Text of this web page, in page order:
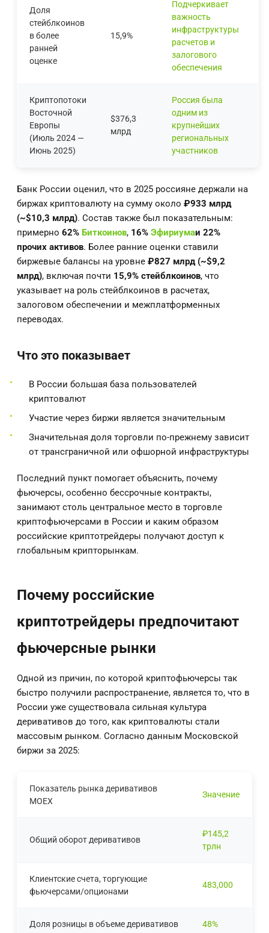
Доля
стейблкоинов
в более
ранней
оценке
15,9%
Подчеркивает
важность
инфраструктуры
расчетов и
залогового
обеспечения
Криптопотоки
Восточной
Европы
(Июль 2024 —
Июнь 2025)
$376,3
млрд
Россия была
одним из
крупнейших
региональных
участников
Банк России оценил, что в 2025 россияне держали на
биржах криптовалюту на сумму около ₽933 млрд
(~$10,3 млрд). Состав также был показательным:
примерно 62% Биткоинов, 16% Эфириумаи 22%
прочих активов. Более ранние оценки ставили
биржевые балансы на уровне ₽827 млрд (~$9,2
млрд), включая почти 15,9% стейблкоинов, что
указывает на роль стейблкоинов в расчетах,
залоговом обеспечении и межплатформенных
переводах.
Что это показывает
В России большая база пользователей
криптовалют
Участие через биржи является значительным
Значительная доля торговли по-прежнему зависит
от трансграничной или офшорной инфраструктуры
Последний пункт помогает объяснить, почему
фьючерсы, особенно бессрочные контракты,
занимают столь центральное место в торговле
криптофьючерсами в России и каким образом
российские криптотрейдеры получают доступ к
глобальным крипторынкам.
Почему российские
криптотрейдеры предпочитают
фьючерсные рынки
Одной из причин, по которой криптофьючерсы так
быстро получили распространение, является то, что в
России уже существовала сильная культура
деривативов до того, как криптовалюты стали
массовым рынком. Согласно данным Московской
биржи за 2025:
Показатель рынка деривативов
MOEX
Значение
Общий оборот деривативов
₽145,2
трлн
Клиентские счета, торгующие
фьючерсами/опционами
483,000
Доля розницы в объеме деривативов 48%